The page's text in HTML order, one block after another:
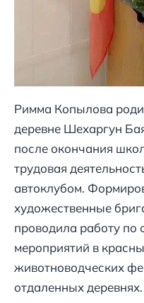
Римма Копылова
деревне Шехаргун
после окончания
трудовая
автоклубом.
художественные
проводила работу по
мероприятий в
животноводческих
отдаленных деревнях.